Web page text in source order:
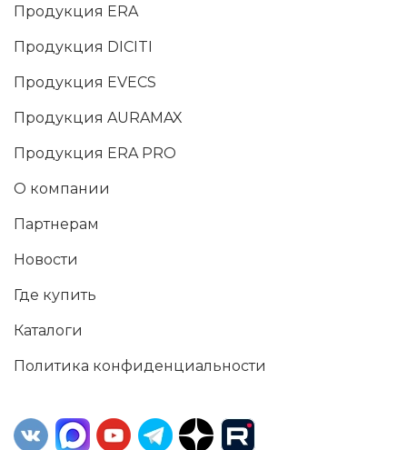
Продукция ERA
Продукция DICITI
Продукция EVECS
Продукция AURAMAX
Продукция ERA PRO
О компании
Партнерам
Новости
Где купить
Каталоги
Политика конфиденциальности